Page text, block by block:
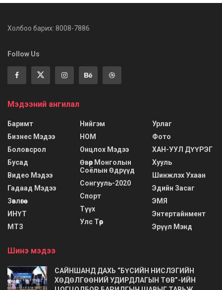
Холбоо барих: 8008-7886
Follow Us
Мэдээний ангилал
Баримт
Бизнес Мэдээ
Боловсрол
Бусад
Видео Мэдээ
Гадаад Мэдээ
Зөвлөгөө
ИНҮТ
МТЗ
Нийгэм
НОМ
Онцлох Мэдээ
Өвөр Монголын
Соёлын Өдрүүд
Сонгууль-2020
Спорт
Түүх
Улс Төр
Урлаг
Фото
ХАН-УУЛ ДҮҮРЭГ
Хууль
Шинжлэх Ухаан
Эдийн Засаг
ЭМЯ
Энтертайнмент
Эрүүл Мэнд
Шинэ мэдээ
САЙНШАНД ДАХЬ “БҮСИЙН НИСЛЭГИЙН
ХӨДӨЛГӨӨНИЙ УДИРДЛАГЫН ТӨВ”-ИЙН